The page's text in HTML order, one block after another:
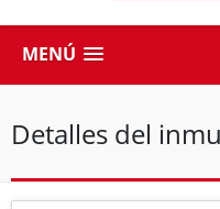
MENÚ
Detalles del